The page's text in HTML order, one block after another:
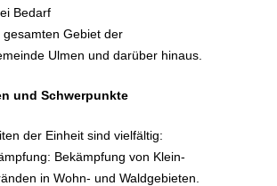
Bedarf
gesamten Gebiet der
Ulmen und darüber hinaus.
und Schwerpunkte
der Einheit sind vielfältig:
Bekämpfung von Klein-
in Wohn- und Waldgebieten.